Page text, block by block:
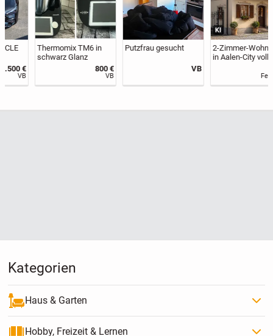
Thermomix TM6 in
schwarz Glanz
Putzfrau gesucht
KI
2-Zimmer-Wohnung
in Aalen-City voll
möbliert – frei ab
Festpreis
Kategorien
Haus & Garten
Hobby, Freizeit & Lernen